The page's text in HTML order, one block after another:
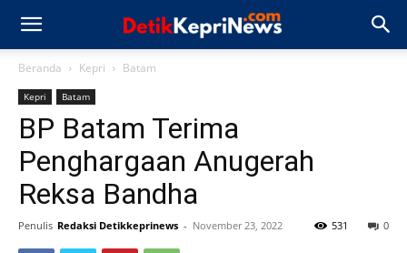
Beranda Kepri Batam
Kepri Batam
BP Batam Terima
Penghargaan Anugerah
Reksa Bandha
Penulis Redaksi Detikkeprinews - November 23, 2022 0
531